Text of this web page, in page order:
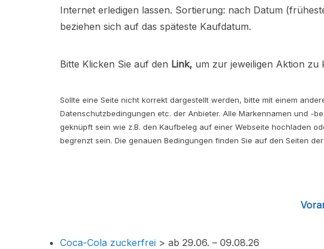
Internet erledigen lassen. Sortierung: nach Datum
beziehen sich auf das späteste Kaufdatum.
Bitte Klicken Sie auf den Link, um zur jeweiligen Aktion zu
Sollte eine Seite nicht korrekt dargestellt werden, bitte mit einem
Datenschutzbedingungen etc. der Anbieter. Alle Markennamen und -
geknüpft sein wie z.B. den Kaufbeleg auf einer Webseite hochladen
begrenzt sein. Die genauen Bedingungen finden Sie auf den Seiten
Coca-Cola zuckerfrei > ab 29.06. – 09.08.26